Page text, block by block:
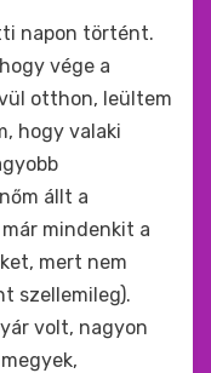
napon történt.
vége a
otthon, leültem
hogy valaki
állt a
mindenkit a
mert nem
szellemileg).
volt, nagyon